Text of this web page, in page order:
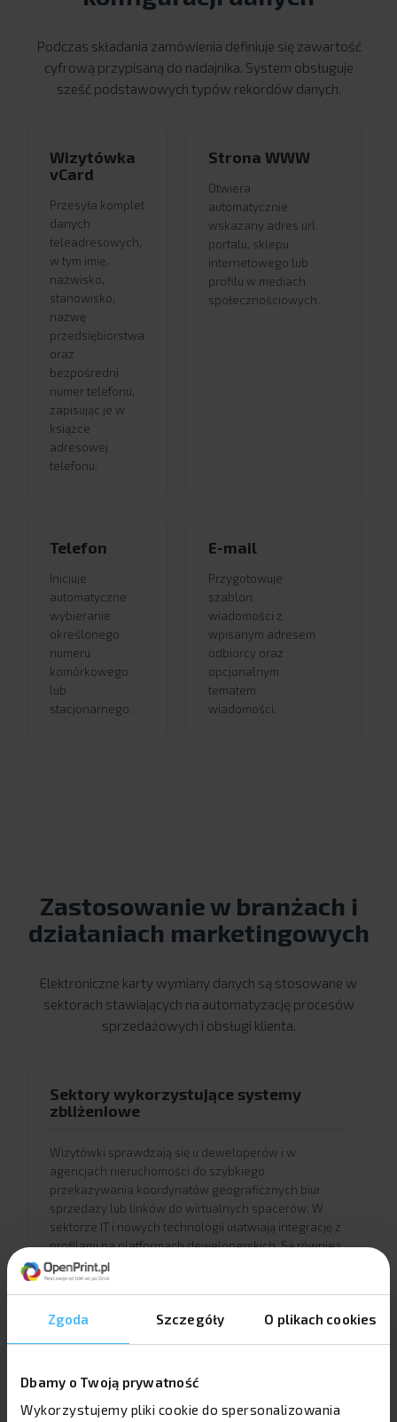
Zgoda Szczegóły O plikach cookies
Dbamy o Twoją prywatność
Wykorzystujemy pliki cookie do spersonalizowania
Podczas składania zamówienia definiuje się zawartość
cyfrową przypisaną do nadajnika. System obsługuje
sześć podstawowych typów rekordów danych.
Wizytówka
vCard
Przesyła komplet
danych
teleadresowych,
w tym imię,
nazwisko,
stanowisko,
nazwę
przedsiębiorstwa
oraz
bezpośredni
numer telefonu,
zapisując je w
książce
adresowej
telefonu.
Strona WWW
Otwiera
automatycznie
wskazany adres url
portalu, sklepu
internetowego lub
profilu w mediach
społecznościowych.
Telefon
Inicjuje
automatyczne
wybieranie
określonego
numeru
komórkowego
lub
stacjonarnego.
E-mail
Przygotowuje
szablon
wiadomości z
wpisanym adresem
odbiorcy oraz
opcjonalnym
tematem
wiadomości.
Zastosowanie w branżach i
działaniach marketingowych
Elektroniczne karty wymiany danych są stosowane w
sektorach stawiających na automatyzację procesów
sprzedażowych i obsługi klienta.
Sektory wykorzystujące systemy
zbliżeniowe
Wizytówki sprawdzają się u deweloperów i w
agencjach nieruchomości do szybkiego
przekazywania koordynatów geograficznych biur
sprzedaży lub linków do wirtualnych spacerów. W
sektorze IT i nowych technologii ułatwiają integrację z
profilami na platformach deweloperskich. Są również
wykorzystywane w branży doradczej, prawnej,
hotelarskiej i gastronomicznej (np. bezpośrednie linki
Wykorzystanie w procesach promocji